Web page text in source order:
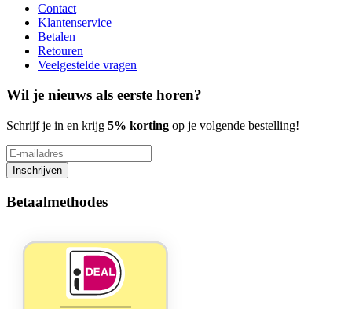
Contact
Klantenservice
Betalen
Retouren
Veelgestelde vragen
Wil je nieuws als eerste horen?
Schrijf je in en krijg 5% korting op je volgende bestelling!
Inschrijven
Betaalmethodes